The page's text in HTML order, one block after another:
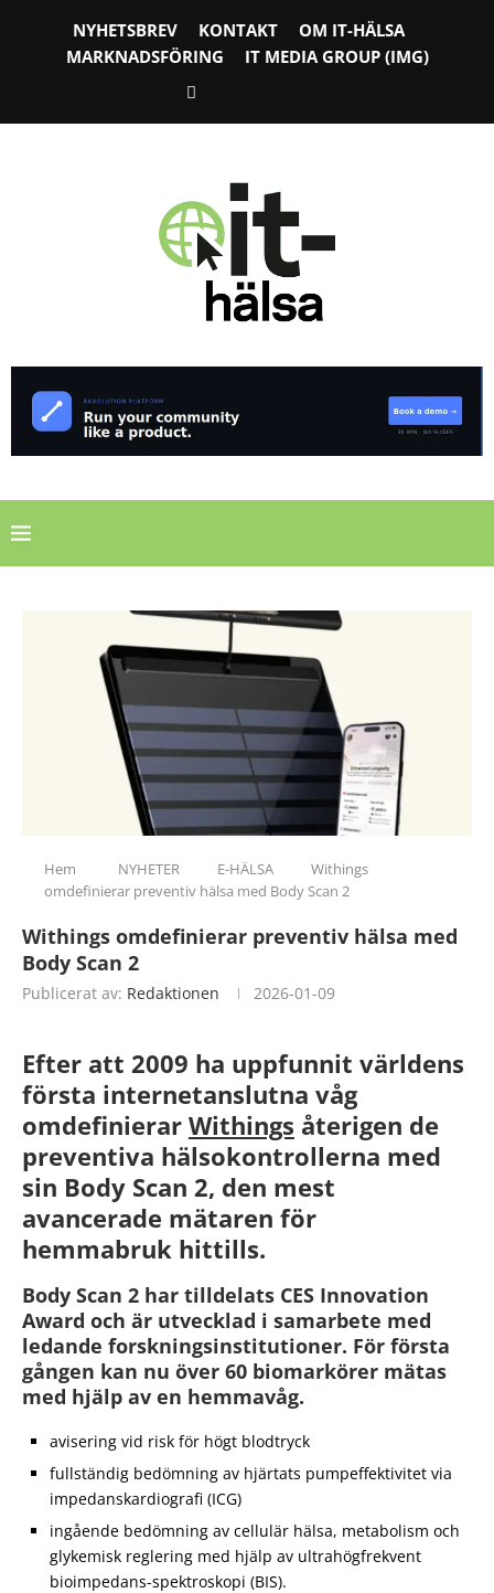
NYHETSBREV KONTAKT
OM IT-HÄLSA
MARKNADSFÖRING
IT MEDIA GROUP (IMG)
Hem NYHETER E-HÄLSA
Withings
omdefinierar preventiv hälsa med Body Scan 2
Withings omdefinierar preventiv hälsa med
Body Scan 2
Publicerat av: Redaktionen 2026-01-09
Efter att 2009 ha uppfunnit världens
första internetanslutna våg
omdefinierar Withings återigen de
preventiva hälsokontrollerna med
sin Body Scan 2, den mest
avancerade mätaren för
hemmabruk hittills.
Body Scan 2 har tilldelats CES Innovation
Award och är utvecklad i samarbete med
ledande forskningsinstitutioner. För första
gången kan nu över 60 biomarkörer mätas
med hjälp av en hemmavåg.
avisering vid risk för högt blodtryck
fullständig bedömning av hjärtats pumpeffektivitet via
impedanskardiografi (ICG)
ingående bedömning av cellulär hälsa, metabolism och
glykemisk reglering med hjälp av ultrahögfrekvent
bioimpedans-spektroskopi (BIS).